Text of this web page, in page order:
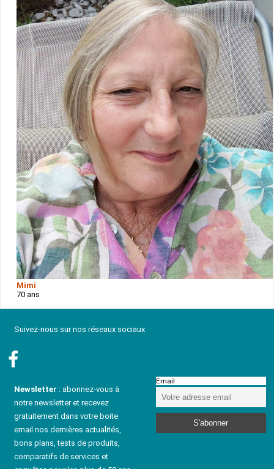
Mimi
70 ans
Suivez-nous sur nos réseaux sociaux
Newsletter : abonnez-vous à
notre newsletter et recevez
gratuitement dans votre boite
email nos dernières actualités,
bons plans, tests de produits,
comparatifs de services et
Email